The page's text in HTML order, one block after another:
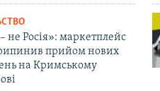
не Росія»: маркетплейс
прийом нових
на Кримському